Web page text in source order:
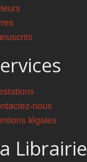
nous
légales
Librairie